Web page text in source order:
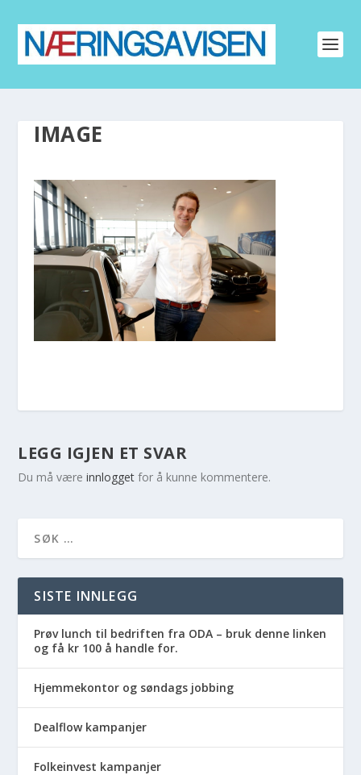
IMAGE
LEGG IGJEN ET SVAR
Du må væreinnlogget for å kunne kommentere.
SISTE INNLEGG
Prøv lunch til bedriften fra ODA – bruk denne linken
og få kr 100 å handle for.
Hjemmekontor og søndags jobbing
Dealflow kampanjer
Folkeinvest kampanjer